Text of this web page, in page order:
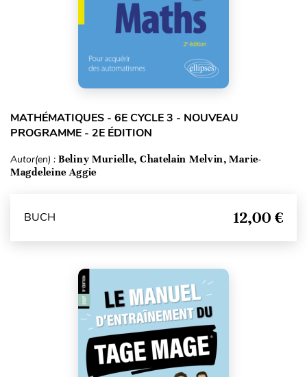
MATHÉMATIQUES - 6E CYCLE 3 - NOUVEAU
PROGRAMME - 2E ÉDITION
Autor(en) : Beliny Murielle, Chatelain Melvin, Marie-
Magdeleine Aggie
BUCH 12,00 €